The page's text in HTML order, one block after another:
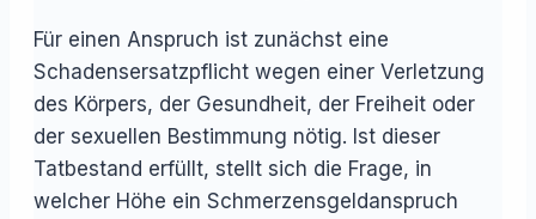
Für einen Anspruch ist zunächst eine
Schadensersatzpflicht wegen einer Verletzung
des Körpers, der Gesundheit, der Freiheit oder
der sexuellen Bestimmung nötig. Ist dieser
Tatbestand erfüllt, stellt sich die Frage, in
welcher Höhe ein Schmerzensgeldanspruch